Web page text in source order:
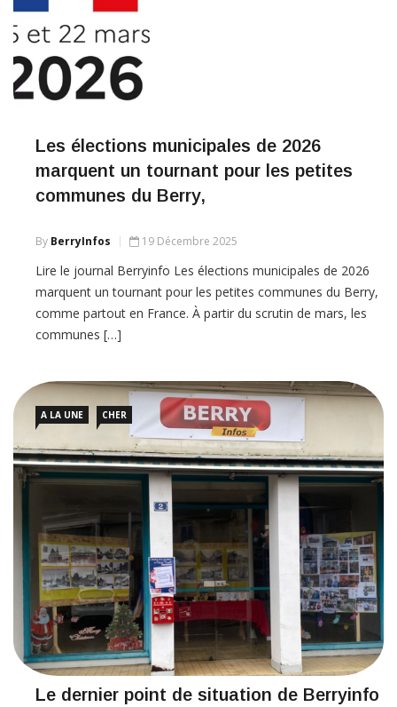
Les élections municipales de 2026
marquent un tournant pour les petites
communes du Berry,
By BerryInfos 19 Décembre 2025
Lire le journal Berryinfo Les élections municipales de 2026
marquent un tournant pour les petites communes du Berry,
comme partout en France. À partir du scrutin de mars, les
communes […]
A LA UNE CHER
Le dernier point de situation de Berryinfo